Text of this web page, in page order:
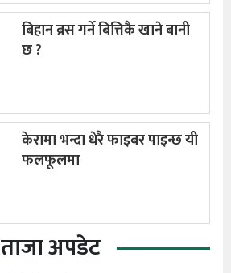
बिहान ब्रस गर्ने बित्तिकै खाने बानी
छ ?
केरामा भन्दा धेरै फाइबर पाइन्छ यी
फलफूलमा
ताजा अपडेट